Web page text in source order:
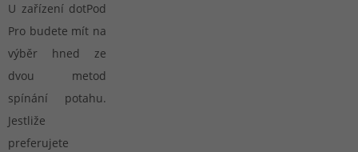
U zařízení dotPod
Pro budete mít na
výběr hned ze
dvou metod
spínání potahu.
Jestliže
preferujete